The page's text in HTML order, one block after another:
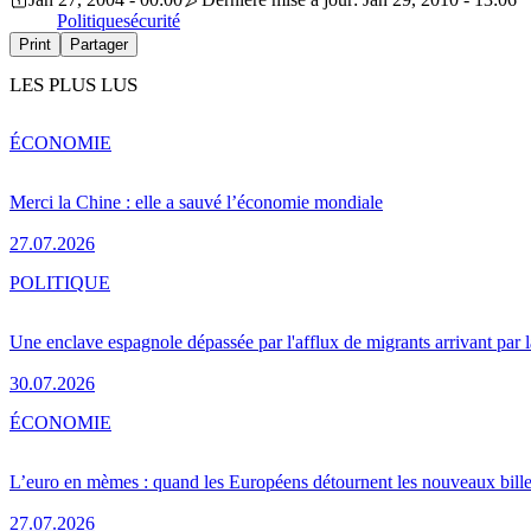
Politiquesécurité
Print Partager
LES PLUS LUS
Merci la Chine : elle a sauvé l’économie mondiale
27.07.2026
ÉCONOMIE
Une enclave espagnole dépassée par l'afflux de migrants arrivant par
30.07.2026
POLITIQUE
L’euro en mèmes : quand les Européens détournent les nouveaux
27.07.2026
ÉCONOMIE